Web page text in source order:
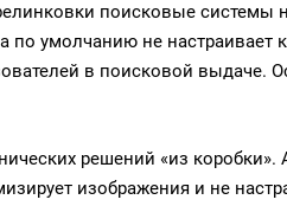
поисковые системы
умолчанию не настраивает
в поисковой выдаче.
решений «из коробки».
изображения и не